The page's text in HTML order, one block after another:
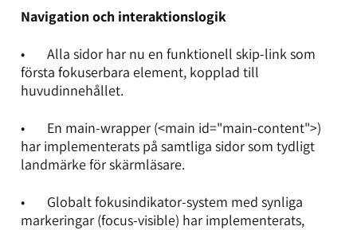
Navigation och interaktionslogik
• Alla sidor har nu en funktionell skip-link som
första fokuserbara element, kopplad till
huvudinnehållet.
• En main-wrapper (<main id="main-content">)
har implementerats på samtliga sidor som tydligt
landmärke för skärmläsare.
• Globalt fokusindikator-system med synliga
markeringar (focus-visible) har implementerats,